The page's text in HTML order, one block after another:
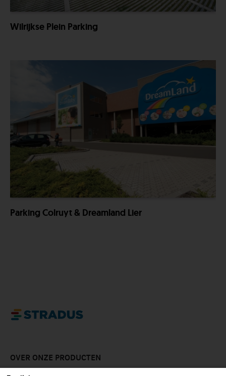
Wilrijkse Plein Parking
Parking Colruyt & Dreamland Lier
OVER ONZE PRODUCTEN